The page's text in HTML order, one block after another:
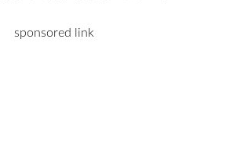
sponsored link